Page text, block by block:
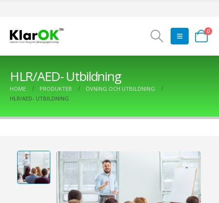
0
HLR/AED- Utbildning
HOME PRODUKTER
ÖVNING OCH UTBILDNING
HLR/AED- UTBILDNING